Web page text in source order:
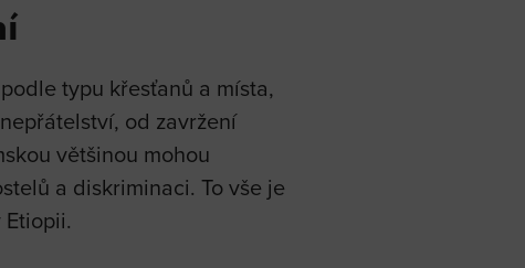
typu křesťanů a místa,
od zavržení
většinou mohou
a diskriminaci. To vše je